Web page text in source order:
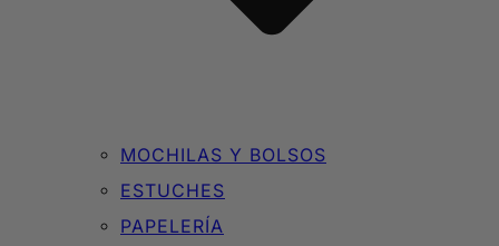
MOCHILAS Y BOLSOS
ESTUCHES
PAPELERÍA